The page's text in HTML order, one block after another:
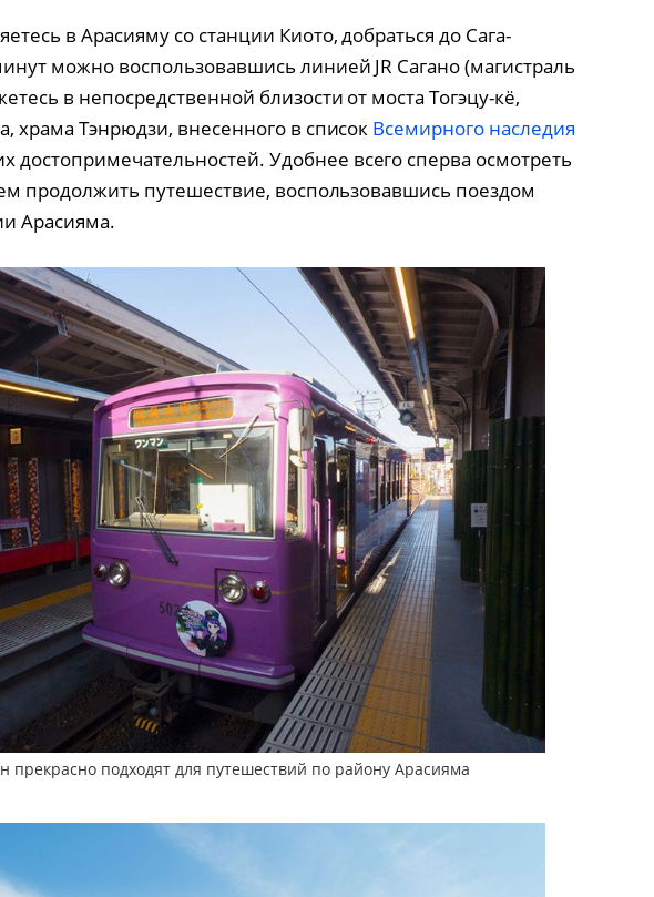
в Арасияму со станции Киото, добраться до Сага-
можно воспользовавшись линией JR Сагано (магистраль
в непосредственной близости от моста Тогэцу-кё,
храма Тэнрюдзи, внесенного в список Всемирного наследия
достопримечательностей. Удобнее всего сперва осмотреть
продолжить путешествие, воспользовавшись поездом
Арасияма.
прекрасно подходят для путешествий по району Арасияма